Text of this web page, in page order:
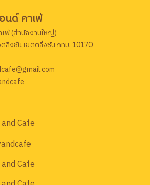
นด์ คาเฟ่
ฟ่ (สำนักงานใหญ่)
ลิ่งชัน เขตตลิ่งชัน กทม. 10170
Cafe
Cafe